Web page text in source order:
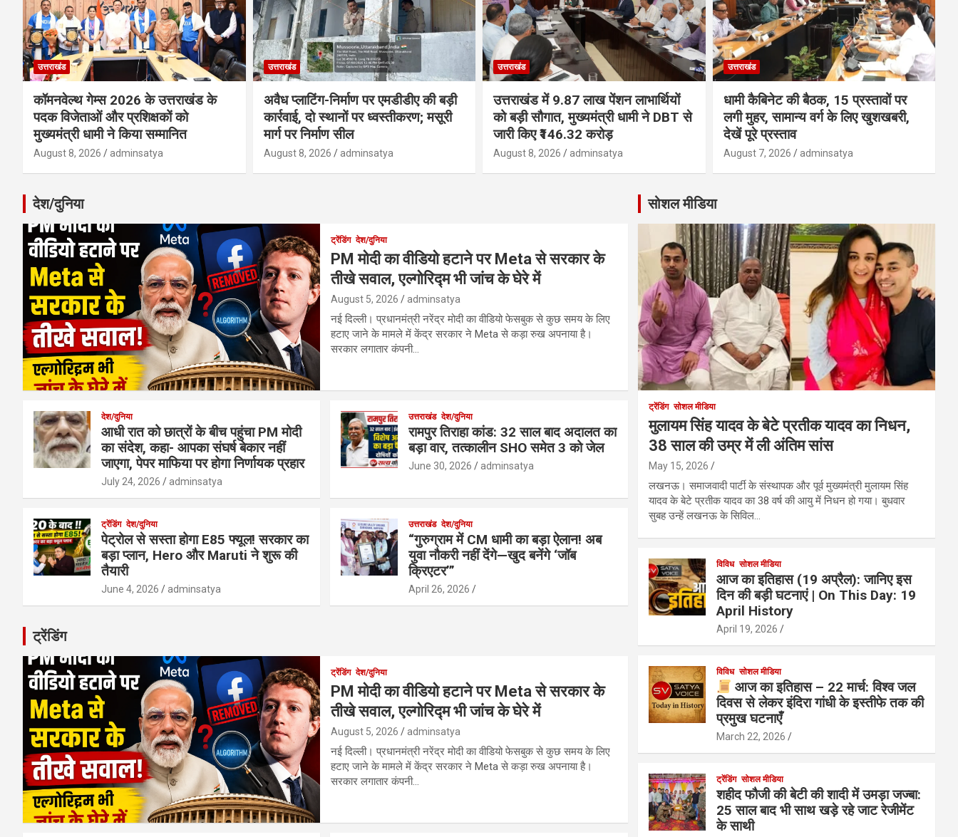
उत्तराखंड
कॉमनवेल्थ गेम्स 2026 के उत्तराखंड के
पदक विजेताओं और प्रशिक्षकों को
मुख्यमंत्री धामी ने किया सम्मानित
August 8, 2026 adminsatya
उत्तराखंड
अवैध प्लाटिंग-निर्माण पर एमडीडीए की बड़ी
कार्रवाई, दो स्थानों पर ध्वस्तीकरण; मसूरी
मार्ग पर निर्माण सील
August 8, 2026 adminsatya
उत्तराखंड
उत्तराखंड में 9.87 लाख पेंशन लाभार्थियों
को बड़ी सौगात, मुख्यमंत्री धामी ने DBT से
जारी किए ₹146.32 करोड़
August 8, 2026 adminsatya
उत्तराखंड
धामी कैबिनेट की बैठक, 15 प्रस्तावों पर
लगी मुहर, सामान्य वर्ग के लिए खुशखबरी,
देखें पूरे प्रस्ताव
August 7, 2026 adminsatya
देश/दुनिया
ट्रेंडिंग देश/दुनिया
PM मोदी का वीडियो हटाने पर Meta से सरकार के
तीखे सवाल, एल्गोरिद्म भी जांच के घेरे में
August 5, 2026 adminsatya
नई दिल्ली। प्रधानमंत्री नरेंद्र मोदी का वीडियो फेसबुक से कुछ समय के लिए
हटाए जाने के मामले में केंद्र सरकार ने Meta से कड़ा रुख अपनाया है।
सरकार लगातार कंपनी…
देश/दुनिया
आधी रात को छात्रों के बीच पहुंचा PM मोदी
का संदेश, कहा- आपका संघर्ष बेकार नहीं
जाएगा, पेपर माफिया पर होगा निर्णायक प्रहार
July 24, 2026 adminsatya
उत्तराखंड देश/दुनिया
रामपुर तिराहा कांड: 32 साल बाद अदालत का
बड़ा वार, तत्कालीन SHO समेत 3 को जेल
June 30, 2026 adminsatya
ट्रेंडिंग देश/दुनिया
पेट्रोल से सस्ता होगा E85 फ्यूल! सरकार का
बड़ा प्लान, Hero और Maruti ने शुरू की
तैयारी
June 4, 2026 adminsatya
उत्तराखंड देश/दुनिया
“गुरुग्राम में CM धामी का बड़ा ऐलान! अब
युवा नौकरी नहीं देंगे—खुद बनेंगे ‘जॉब
क्रिएटर’”
April 26, 2026
ट्रेंडिंग
ट्रेंडिंग देश/दुनिया
PM मोदी का वीडियो हटाने पर Meta से सरकार के
तीखे सवाल, एल्गोरिद्म भी जांच के घेरे में
August 5, 2026 adminsatya
नई दिल्ली। प्रधानमंत्री नरेंद्र मोदी का वीडियो फेसबुक से कुछ समय के लिए
हटाए जाने के मामले में केंद्र सरकार ने Meta से कड़ा रुख अपनाया है।
सरकार लगातार कंपनी…
सोशल मीडिया
ट्रेंडिंग सोशल मीडिया
मुलायम सिंह यादव के बेटे प्रतीक यादव का निधन,
38 साल की उम्र में ली अंतिम सांस
May 15, 2026
लखनऊ। समाजवादी पार्टी के संस्थापक और पूर्व मुख्यमंत्री मुलायम सिंह
यादव के बेटे प्रतीक यादव का 38 वर्ष की आयु में निधन हो गया। बुधवार
सुबह उन्हें लखनऊ के सिविल…
विविध सोशल मीडिया
आज का इतिहास (19 अप्रैल): जानिए इस
दिन की बड़ी घटनाएं | On This Day: 19
April History
April 19, 2026
विविध सोशल मीडिया
आज का इतिहास – 22 मार्च: विश्व जल
दिवस से लेकर इंदिरा गांधी के इस्तीफे तक की
प्रमुख घटनाएँ
March 22, 2026
ट्रेंडिंग सोशल मीडिया
शहीद फौजी की बेटी की शादी में उमड़ा जज्बा:
25 साल बाद भी साथ खड़े रहे जाट रेजीमेंट
के साथी